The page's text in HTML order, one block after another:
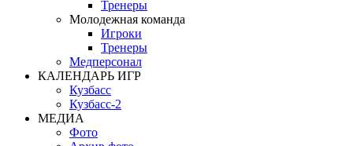
Тренеры
Молодежная команда
Игроки
Тренеры
Медперсонал
КАЛЕНДАРЬ ИГР
Кузбасс
Кузбасс-2
МЕДИА
Фото